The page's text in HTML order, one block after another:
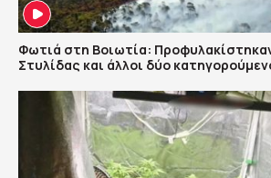
Φωτιά στη Βοιωτία:
Στυλίδας και άλλοι δύο